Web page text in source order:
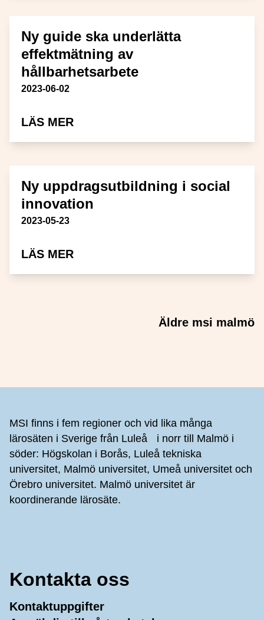
Ny guide ska underlätta
effektmätning av
hållbarhetsarbete
Publiceringsdatum
2023-06-02
LÄS MEROM NY GUIDE SKA
Ny uppdragsutbildning i social
innovation
Publiceringsdatum
2023-05-23
LÄS MEROM NY UPPDRAGSUTBILDNING
InläggsnavigeringÄldre msi malmö
MSI finns i fem regioner och vid lika många
lärosäten i Sverige från Luleå i norr till Malmö i
söder: Högskolan i Borås, Luleå tekniska
universitet, Malmö universitet, Umeå universitet och
Örebro universitet. Malmö universitet är
koordinerande lärosäte.
Kontakta oss
Kontaktuppgifter